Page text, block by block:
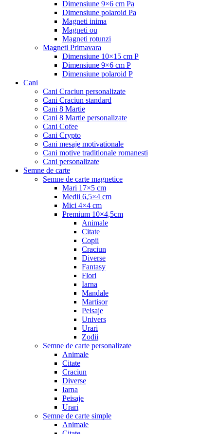
Dimensiune 9×6 cm Pa
Dimensiune polaroid Pa
Magneti inima
Magneti ou
Magneti rotunzi
Magneti Primavara
Dimensiune 10×15 cm P
Dimensiune 9×6 cm P
Dimensiune polaroid P
Cani
Cani Craciun personalizate
Cani Craciun standard
Cani 8 Martie
Cani 8 Martie personalizate
Cani Cofee
Cani Crypto
Cani mesaje motivationale
Cani motive traditionale romanesti
Cani personalizate
Semne de carte
Semne de carte magnetice
Mari 17×5 cm
Medii 6,5×4 cm
Mici 4×4 cm
Premium 10×4,5cm
Animale
Citate
Copii
Craciun
Diverse
Fantasy
Flori
Iarna
Mandale
Martisor
Peisaje
Univers
Urari
Zodii
Semne de carte personalizate
Animale
Citate
Craciun
Diverse
Iarna
Peisaje
Urari
Semne de carte simple
Animale